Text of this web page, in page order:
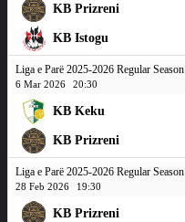
KB Prizreni
KB Istogu
Liga e Parë 2025-2026 Regular Season
6 Mar 2026 20:30
KB Keku
KB Prizreni
Liga e Parë 2025-2026 Regular Season
28 Feb 2026 19:30
KB Prizreni